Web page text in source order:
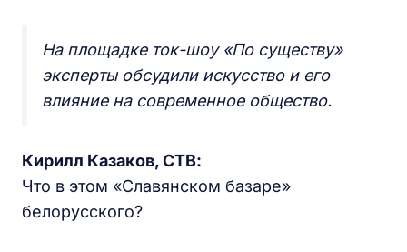
На площадке ток-шоу «По существу»
эксперты обсудили искусство и его
влияние на современное общество.
Кирилл Казаков, СТВ:
Что в этом «Славянском базаре»
белорусского?